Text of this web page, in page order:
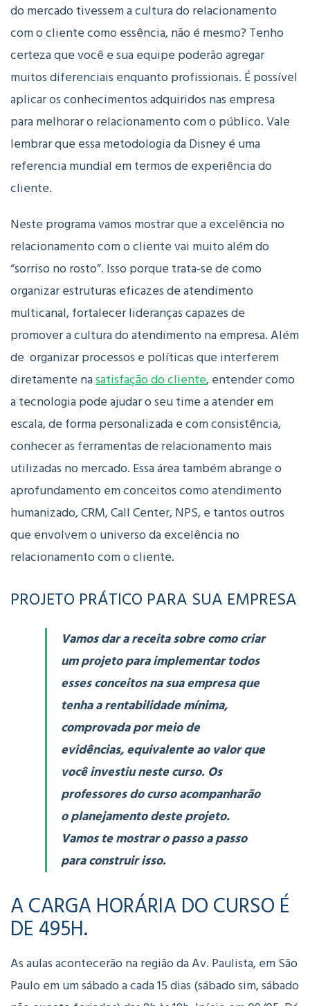
do mercado tivessem a cultura do relacionamento
com o cliente como essência, não é mesmo? Tenho
certeza que você e sua equipe poderão agregar
muitos diferenciais enquanto profissionais. É possível
aplicar os conhecimentos adquiridos nas empresa
para melhorar o relacionamento com o público. Vale
lembrar que essa metodologia da Disney é uma
referencia mundial em termos de experiência do
cliente.
Neste programa vamos mostrar que a excelência no
relacionamento com o cliente vai muito além do
“sorriso no rosto”. Isso porque trata-se de como
organizar estruturas eficazes de atendimento
multicanal, fortalecer lideranças capazes de
promover a cultura do atendimento na empresa. Além
de organizar processos e políticas que interferem
diretamente nasatisfação do cliente, entender como
a tecnologia pode ajudar o seu time a atender em
escala, de forma personalizada e com consistência,
conhecer as ferramentas de relacionamento mais
utilizadas no mercado. Essa área também abrange o
aprofundamento em conceitos como atendimento
humanizado, CRM, Call Center, NPS, e tantos outros
que envolvem o universo da excelência no
relacionamento com o cliente.
PROJETO PRÁTICO PARA SUA EMPRESA
Vamos dar a receita sobre como criar
um projeto para implementar todos
esses conceitos na sua empresa que
tenha a rentabilidade mínima,
comprovada por meio de
evidências, equivalente ao valor que
você investiu neste curso. Os
professores do curso acompanharão
o planejamento deste projeto.
Vamos te mostrar o passo a passo
para construir isso.
A CARGA HORÁRIA DO CURSO É
DE 495H.
As aulas acontecerão na região da Av. Paulista, em São
Paulo em um sábado a cada 15 dias (sábado sim, sábado